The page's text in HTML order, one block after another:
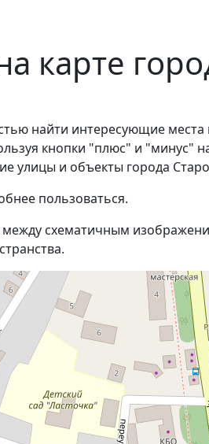
карте
найти интересующие
кнопки "плюс" и "минус"
улицы и объекты города
пользоваться.
схематичным